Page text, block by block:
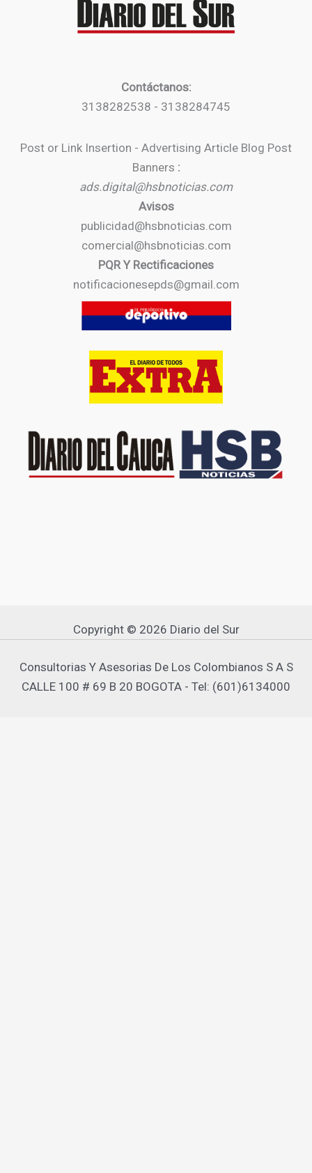
Contáctanos:
3138282538 - 3138284745
Post or Link Insertion - Advertising Article Blog Post
Banners :
ads.digital@hsbnoticias.com
Avisos
publicidad@hsbnoticias.com
comercial@hsbnoticias.com
PQR Y Rectificaciones
notificacionesepds@gmail.com
Copyright © 2026 Diario del Sur
Consultorias Y Asesorias De Los Colombianos S A S
CALLE 100 # 69 B 20 BOGOTA - Tel: (601)6134000